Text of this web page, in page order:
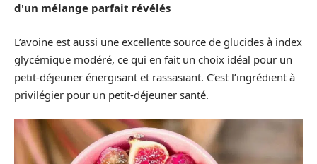
d'un mélange parfait révélés
L’avoine est aussi une excellente source de glucides à index
glycémique modéré, ce qui en fait un choix idéal pour un
petit-déjeuner énergisant et rassasiant. C’est l’ingrédient à
privilégier pour un petit-déjeuner santé.